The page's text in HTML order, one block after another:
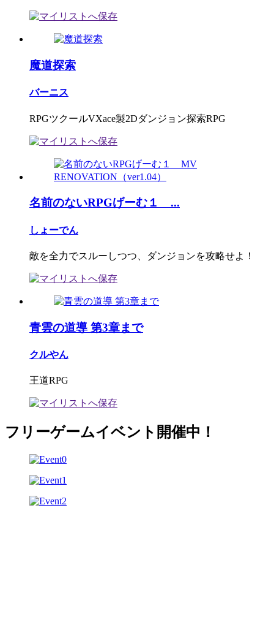
魔道探索
バーニス
RPGツクールVXace製2Dダンジョン探索RPG
名前のないRPGげーむ１ ...
しょーでん
敵を全力でスルーしつつ、ダンジョンを攻略せよ！
青雲の道導 第3章まで
クルやん
王道RPG
フリーゲームイベント開催中！